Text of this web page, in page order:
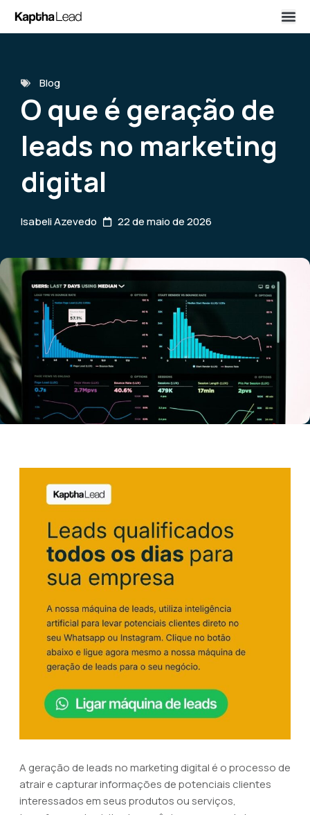
Blog
O que é geração de
leads no marketing
digital
Isabeli Azevedo 22 de maio de 2026
A geração de leads no marketing digital é o processo de
atrair e capturar informações de potenciais clientes
interessados em seus produtos ou serviços,